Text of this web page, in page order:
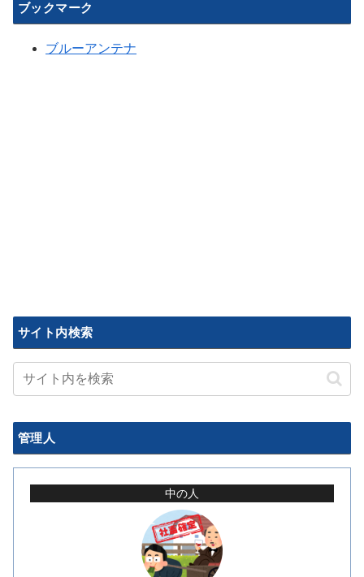
ブックマーク
ブルーアンテナ
サイト内検索
管理人
中の人